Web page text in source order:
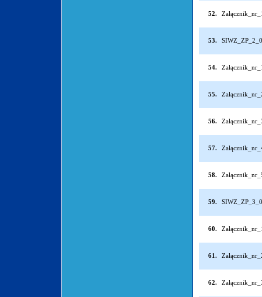
52.
53.
54.
55.
56.
57.
58.
59.
60.
61.
62.